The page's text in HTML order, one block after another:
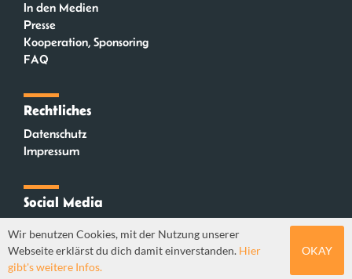
In den Medien
Presse
Kooperation, Sponsoring
FAQ
Rechtliches
Datenschutz
Impressum
Social Media
Mastodon
Wir benutzen Cookies, mit der Nutzung unserer
Webseite erklärst du dich damit einverstanden. Hier
gibt's weitere Infos.
OKAY